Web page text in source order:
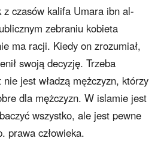
z czasów kalifa Umara ibn al-
zebraniu kobieta
ma racji. Kiedy on zrozumiał,
swoją decyzję. Trzeba
jest władzą mężczyzn, którzy
dla mężczyzn. W islamie jest
wszystko, ale jest pewne
prawa człowieka.